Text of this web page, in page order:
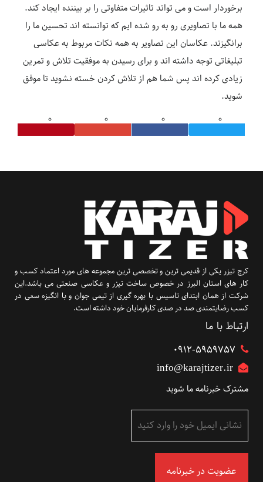
برخوردار است و می تواند تاثیرات متفاوتی را بر بیننده ایجاد کند.
همه ما با تصاویری رو به رو شده ایم که توانسته اند تحسین ما را
برانگیزند. عکاسان این تصاویر به همه نکات مربوط به عکاسی
تبلیغاتی توجه داشته اند و برای رسیدن به موفقیت تلاش و تمرین
زیادی کرده اند پس شما هم از تلاش کردن خسته نشوید تا موفق
شوید.
کرج تیزر یکی از قدیمی ترین و تخصصی ترین مجموعه های مورد اعتماد کسب و
کار های استان البرز در خصوص ساخت تیزر و عکاسی صنعتی می باشد.این
شرکت از همان ابتدای تاسیس با بهره گیری از تیمی جوان و با انگیزه سعی در
کسب رضایتمندی صد در صدی کارفرمایان خود داشته است.
ارتباط با ما
۰۹۱۲-5959757
info@karajtizer.ir
مشترک خبرنامه ما شوید